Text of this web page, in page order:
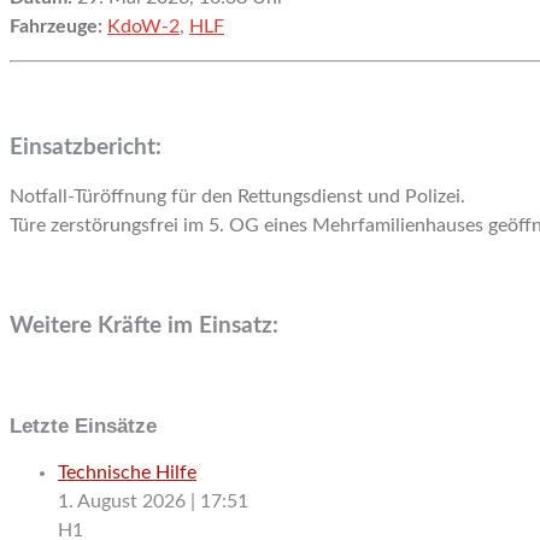
Fahrzeuge: KdoW-2, HLF
Einsatzbericht:
Notfall-Türöffnung für den Rettungsdienst und Polizei.
Türe zerstörungsfrei im 5. OG eines Mehrfamilienhauses
Weitere Kräfte im Einsatz:
Letzte Einsätze
Technische Hilfe
1. August 2026
17:51
H1